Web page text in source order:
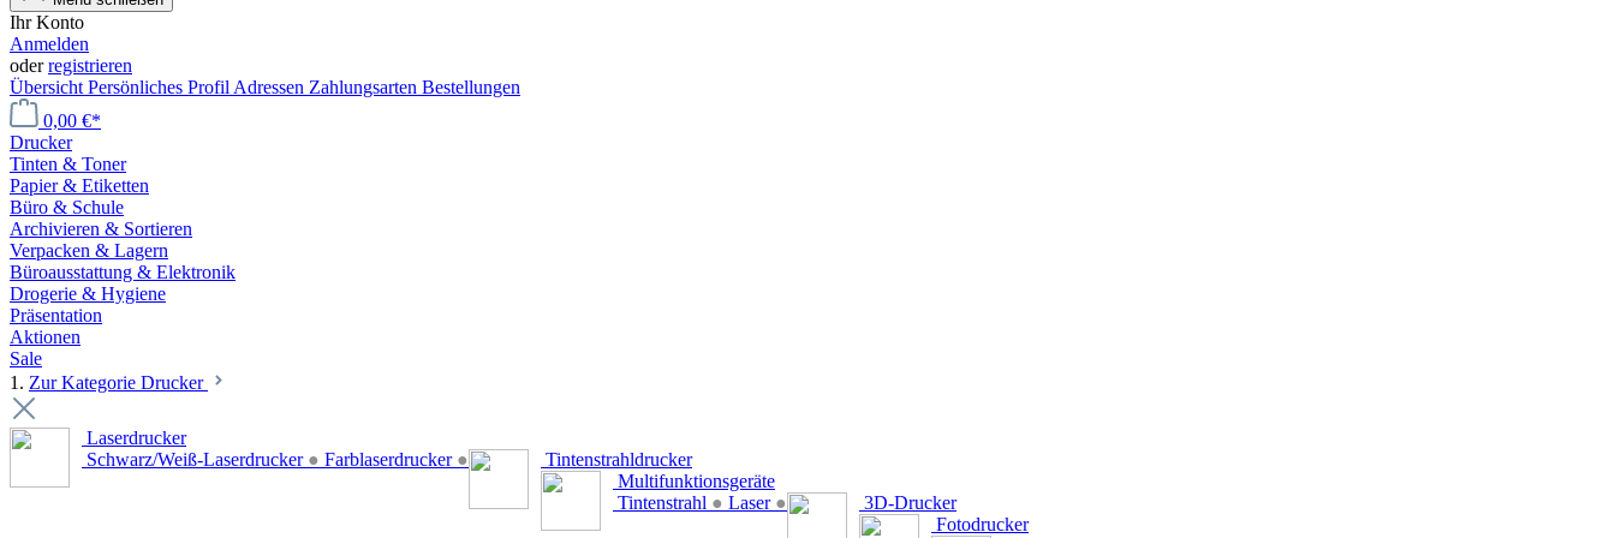
Ihr Konto
Anmelden
oderregistrieren
Übersicht Persönliches Profil Adressen Zahlungsarten Bestellungen
0,00 €*
Drucker
Tinten & Toner
Papier & Etiketten
Büro & Schule
Archivieren & Sortieren
Verpacken & Lagern
Büroausstattung & Elektronik
Drogerie & Hygiene
Präsentation
Aktionen
Sale
1. Zur Kategorie Drucker
Laserdrucker
Schwarz/Weiß-Laserdrucker ● Farblaserdrucker ●
Tintenstrahldrucker
Multifunktionsgeräte
Tintenstrahl ● Laser ●
3D-Drucker
Fotodrucker